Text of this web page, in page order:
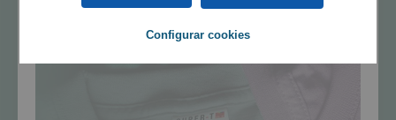
Configurar cookies